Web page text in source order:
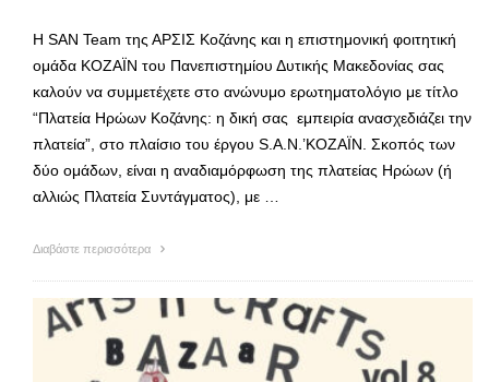
Η SAN Team της ΑΡΣΙΣ Κοζάνης και η επιστημονική φοιτητική
ομάδα ΚΟΖΑΪΝ του Πανεπιστημίου Δυτικής Μακεδονίας σας
καλούν να συμμετέχετε στο ανώνυμο ερωτηματολόγιο με τίτλο
“Πλατεία Ηρώων Κοζάνης: η δική σας εμπειρία ανασχεδιάζει την
πλατεία”, στο πλαίσιο του έργου S.A.N.’KOZAΪΝ. Σκοπός των
δύο ομάδων, είναι η αναδιαμόρφωση της πλατείας Ηρώων (ή
αλλιώς Πλατεία Συντάγματος), με …
Διαβάστε περισσότερα